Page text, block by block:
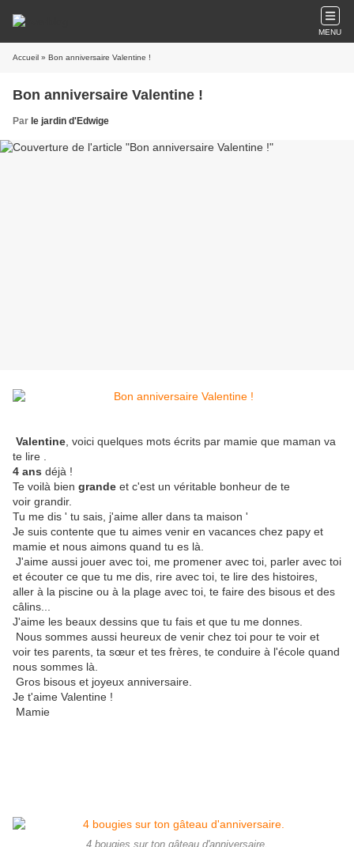
MENU
Accueil » Bon anniversaire Valentine !
Bon anniversaire Valentine !
Par le jardin d'Edwige
Valentine , voici quelques mots écrits par mamie que maman va
te lire .
4 ans déjà !
Te voilà bien grande et c'est un véritable bonheur de te
voir grandir.
Tu me dis ' tu sais, j'aime aller dans ta maison '
Je suis contente que tu aimes venir en vacances chez papy et
mamie et nous aimons quand tu es là.
J'aime aussi jouer avec toi, me promener avec toi, parler avec toi
et écouter ce que tu me dis, rire avec toi, te lire des histoires,
aller à la piscine ou à la plage avec toi, te faire des bisous et des
câlins...
J'aime les beaux dessins que tu fais et que tu me donnes.
Nous sommes aussi heureux de venir chez toi pour te voir et
voir tes parents, ta sœur et tes frères, te conduire à l'école quand
nous sommes là.
Gros bisous et joyeux anniversaire.
Je t'aime Valentine !
Mamie
4 bougies sur ton gâteau d'anniversaire.